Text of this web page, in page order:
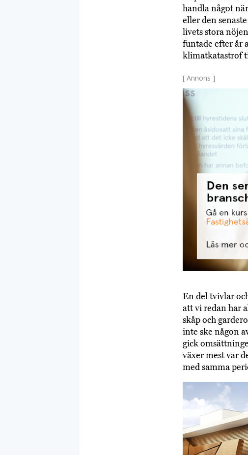
handla något
eller den
livets stora
funtade efter år
klimatkatastrof
[ Annons ]
En del tvivlar
att vi redan har
skåp och
inte ske någon
gick
växer mest var
med samma